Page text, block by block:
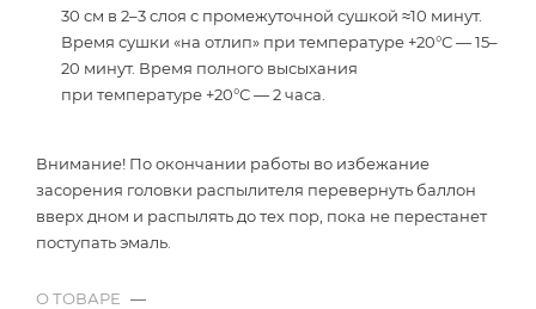
30 см в 2–3 слоя с промежуточной сушкой ≈10 минут.
Время сушки «на отлип» при температуре +20°С — 15–
20 минут. Время полного высыхания
при температуре +20°С — 2 часа.
Внимание! По окончании работы во избежание
засорения головки распылителя перевернуть баллон
вверх дном и распылять до тех пор, пока не перестанет
поступать эмаль.
О ТОВАРЕ —